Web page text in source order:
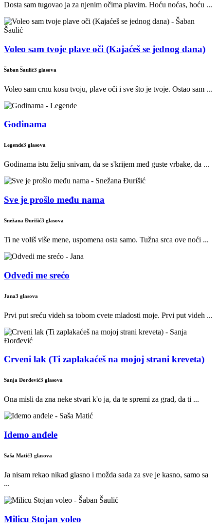
Dosta sam tugovao ja za njenim očima plavim. Hoću noćas, hoću ...
Voleo sam tvoje plave oči (Kajaćeš se jednog dana)
Šaban Šaulić3 glasova
Voleo sam crnu kosu tvoju, plave oči i sve što je tvoje. Ostao sam ...
Godinama
Legende3 glasova
Godinama istu želju snivam, da se s'krijem međ guste vrbake, da ...
Sve je prošlo među nama
Snežana Đurišić3 glasova
Ti ne voliš više mene, uspomena osta samo. Tužna srca ove noći ...
Odvedi me srećo
Jana3 glasova
Prvi put sreću videh sa tobom cvete mladosti moje. Prvi put videh ...
Crveni lak (Ti zaplakaćeš na mojoj strani kreveta)
Sanja Đorđević3 glasova
Ona misli da zna neke stvari k'o ja, da te spremi za grad, da ti ...
Idemo anđele
Saša Matić3 glasova
Ja nisam rekao nikad glasno i možda sada za sve je kasno, samo sa
...
Milicu Stojan voleo